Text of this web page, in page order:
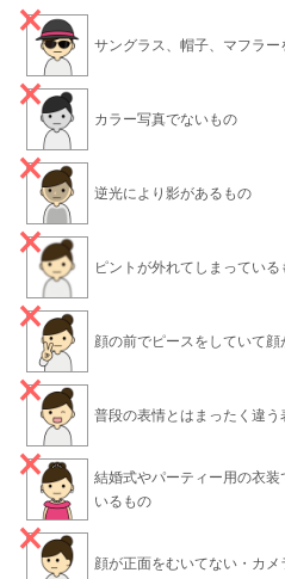
サングラス、帽子、マフラ
カラー写真でないもの
逆光により影があるもの
ピントが外れてしまっている
顔の前でピースをしていて
普段の表情とはまったく違
結婚式やパーティー用の衣
いるもの
顔が正面をむいてない・カ